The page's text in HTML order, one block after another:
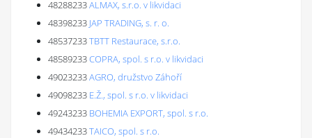
48288233ALMAX, s.r.o. v likvidaci
48398233 JAP TRADING, s. r. o.
48537233TBTT Restaurace, s.r.o.
48589233COPRA, spol. s r.o. v likvidaci
49023233AGRO, družstvo Záhoří
49098233 E.Ž., spol. s r.o. v likvidaci
49243233 BOHEMIA EXPORT, spol. s r.o.
49434233TAICO, spol. s r.o.